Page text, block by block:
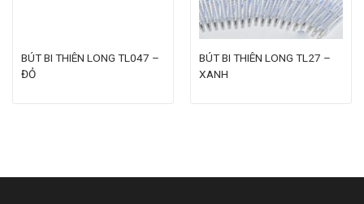
BÚT BI THIÊN LONG TL047 –
ĐỎ
BÚT BI THIÊN LONG TL27 –
XANH